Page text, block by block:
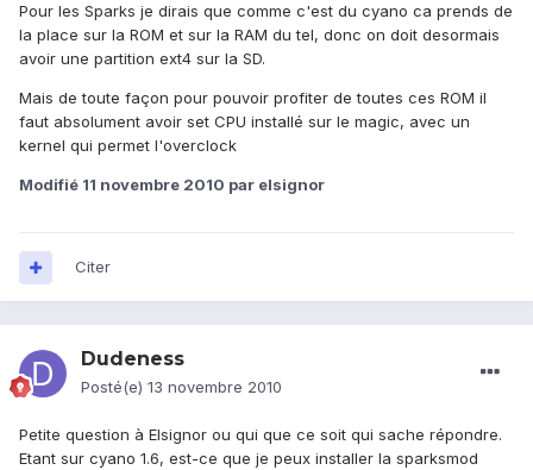
Pour les Sparks je dirais que comme c'est du cyano ca prends de
la place sur la ROM et sur la RAM du tel, donc on doit desormais
avoir une partition ext4 sur la SD.
Mais de toute façon pour pouvoir profiter de toutes ces ROM il
faut absolument avoir set CPU installé sur le magic, avec un
kernel qui permet l'overclock
Modifié 11 novembre 2010 par elsignor
Citer
Dudeness
Posté(e) 13 novembre 2010
Petite question à Elsignor ou qui que ce soit qui sache répondre.
Etant sur cyano 1.6, est-ce que je peux installer la sparksmod